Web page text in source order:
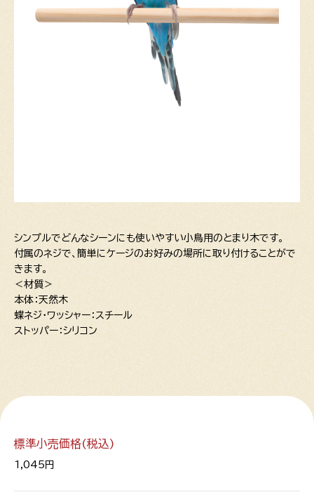
シンプルでどんなシーンにも使いやすい小鳥用のとまり木です。
付属のネジで、簡単にケージのお好みの場所に取り付けることがで
きます。
＜材質＞
本体：天然木
蝶ネジ・ワッシャー：スチール
ストッパー：シリコン
標準小売価格(税込)
1,045円